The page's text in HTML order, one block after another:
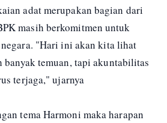
adat merupakan bagian dari
masih berkomitmen untuk
"Hari ini akan kita lihat
banyak temuan, tapi akuntabilitas
terjaga," ujarnya
tema Harmoni maka harapan